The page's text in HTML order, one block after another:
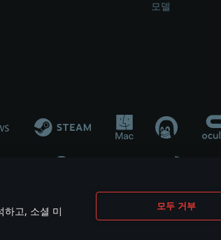
하고, 소셜 미
모두 거부
모델
체나 장비 제조 업체가 게임 개발 후원 또는 홍보
are the property of their respective owners.